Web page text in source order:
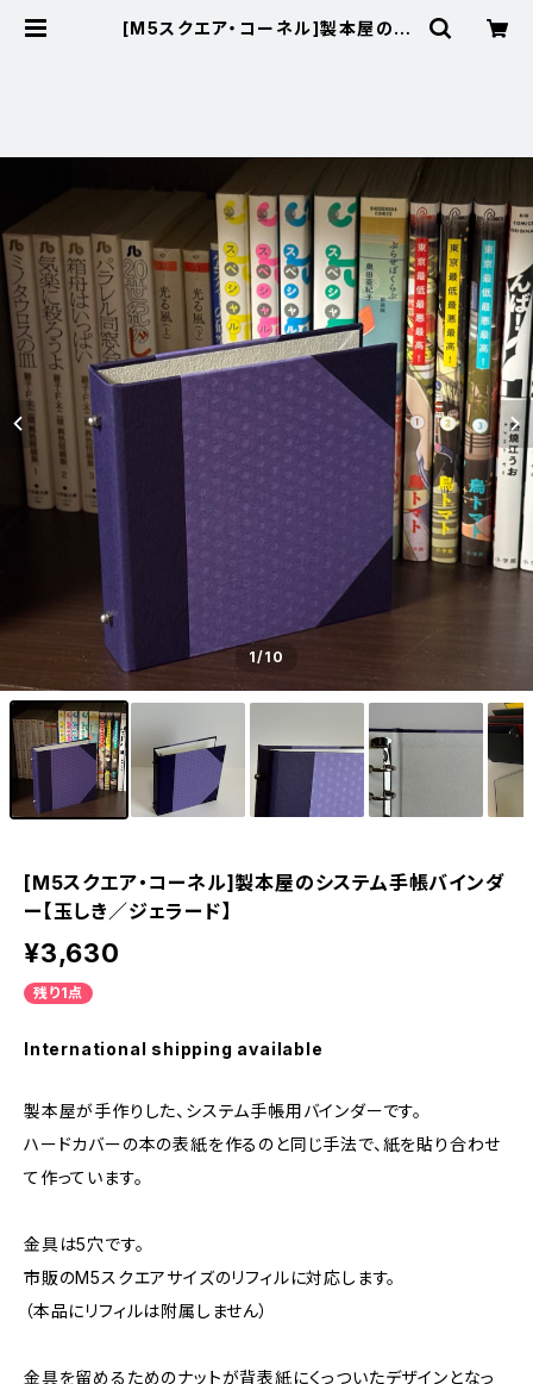
[M5スクエア・コーネル]製本屋のシ
1/10
[M5スクエア・コーネル]製本屋のシステム手帳バインダ
ー【玉しき／ジェラード】
¥3,630
残り1点
International shipping available
製本屋が手作りした、システム手帳用バインダーです。
ハードカバーの本の表紙を作るのと同じ手法で、紙を貼り合わせ
て作っています。
金具は5穴です。
市販のM5スクエアサイズのリフィルに対応します。
（本品にリフィルは附属しません）
金具を留めるためのナットが背表紙にくっついたデザインとなっ